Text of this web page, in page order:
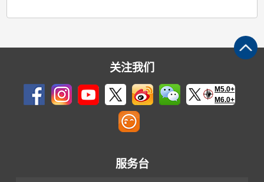
关注我们
M5.0+
M6.0+
服务台